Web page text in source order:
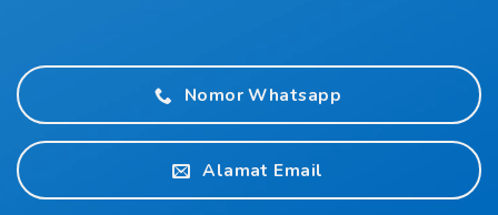
Nomor Whatsapp
Alamat Email